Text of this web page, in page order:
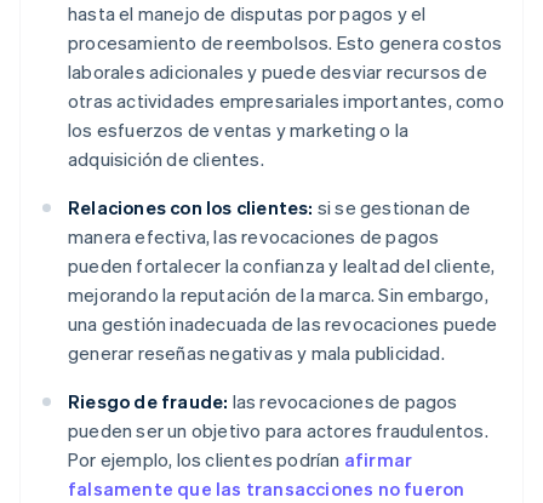
hasta el manejo de disputas por pagos y el
procesamiento de reembolsos. Esto genera costos
laborales adicionales y puede desviar recursos de
otras actividades empresariales importantes, como
los esfuerzos de ventas y marketing o la
adquisición de clientes.
Relaciones con los clientes: si se gestionan de
manera efectiva, las revocaciones de pagos
pueden fortalecer la confianza y lealtad del cliente,
mejorando la reputación de la marca. Sin embargo,
una gestión inadecuada de las revocaciones puede
generar reseñas negativas y mala publicidad.
Riesgo de fraude: las revocaciones de pagos
pueden ser un objetivo para actores fraudulentos.
Por ejemplo, los clientes podrían afirmar
falsamente que las transacciones no fueron